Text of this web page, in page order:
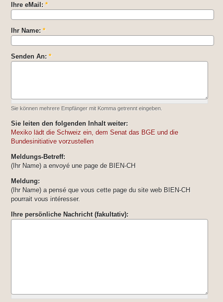
Ihre eMail: *
Ihr Name: *
Senden An: *
Sie können mehrere Empfänger mit Komma getrennt eingeben.
Sie leiten den folgenden Inhalt weiter:
Mexiko lädt die Schweiz ein, dem Senat das BGE und die
Bundesinitiative vorzustellen
Meldungs-Betreff:
(Ihr Name) a envoyé une page de BIEN-CH
Meldung:
(Ihr Name) a pensé que vous cette page du site web BIEN-CH
pourrait vous intéresser.
Ihre persönliche Nachricht (fakultativ):